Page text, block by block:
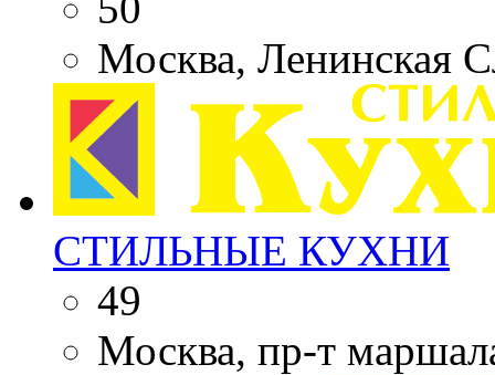
Москва, Ленинская
СТИЛЬНЫЕ КУХНИ
49
Москва, пр-т